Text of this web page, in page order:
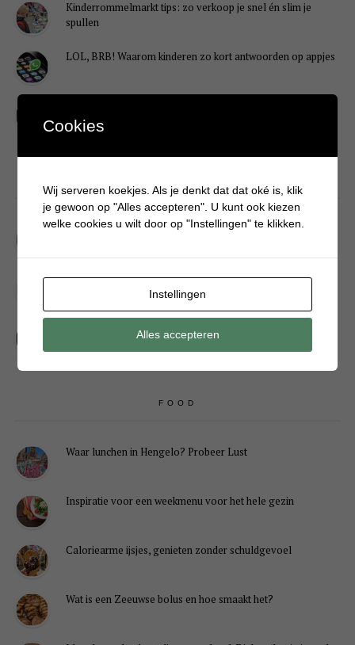
Kinderrommelmarkt tips: zo verkoop je snel én slim je
spullen
LOL, BRB! Waarom kinderen zo kort antwoorden op appjes
Simpele DIY: Maak een geurroos van watten
Kerstengel maken van een houten wasknijper
Sneeuwpopkrans maken om bij de voordeur te hangen
FOOD
Waar lunchen in Hengelo? Probeer Lust
Inspiratie voor een weekmenu voor het hele gezin
Caloriearme ijsjes, genieten zonder schuldgevoel
Wat is een Zeeuwse bolus en hoe smaakt het?
Cookies
Wij serveren koekjes. Als je denkt dat dat oké is, klik
je gewoon op "Alles accepteren". U kunt ook kiezen
welke cookies u wilt door op "Instellingen" te klikken.
Instellingen
Alles accepteren